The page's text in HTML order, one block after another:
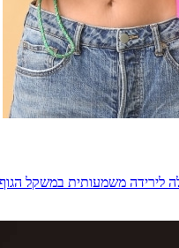
לירידה משמעותית